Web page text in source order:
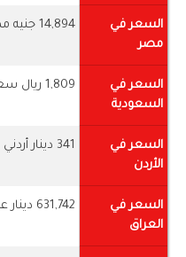
السعر في
مصر
14,894 جنيه مصري
السعر في
السعودية
1,809 ريال سعودي
السعر في
الأردن
341 دينار أردني
السعر في
العراق
631,742 دينار عراقي